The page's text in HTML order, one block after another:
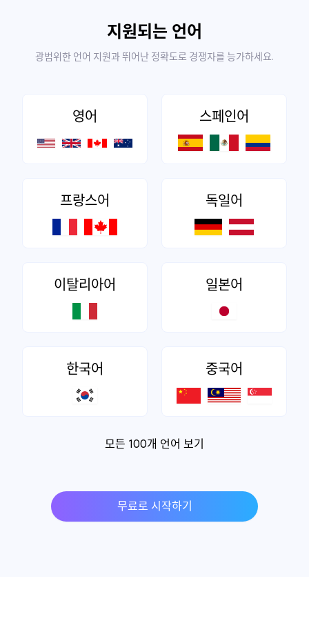
지원되는 언어
광범위한 언어 지원과 뛰어난 정확도로 경쟁자를 능가하세요.
영어 스페인어
프랑스어 독일어
이탈리아어 일본어
한국어 중국어
모든 100개 언어 보기
무료로 시작하기